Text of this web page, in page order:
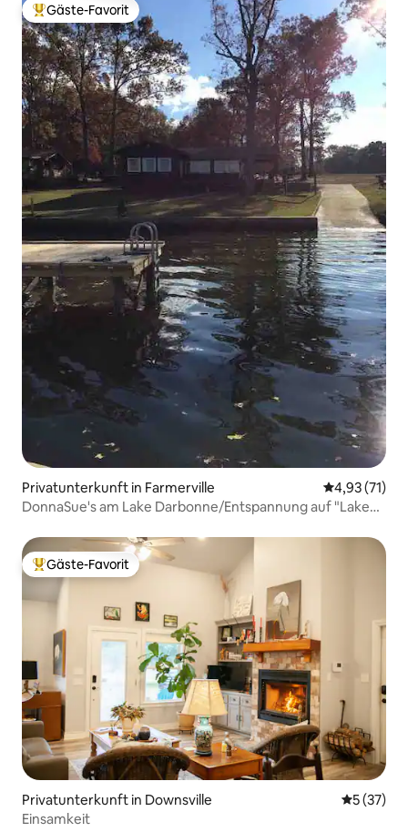
Beliebter Gäste-Favorit.
Gäste-Favorit
Privatunterkunft in Farmerville
4,93 (71)
DonnaSue's am Lake Darbonne/Entspannung auf "Lake
Beliebter Gäste-Favorit.
Gäste-Favorit
Privatunterkunft in Downsville
5 (37)
Einsamkeit